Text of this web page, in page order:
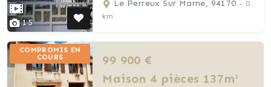
15
Le Perreux Sur Marne, 94170 - 0
km
COMPROMIS EN
COURS
99 900 €
Maison 4 pièces 137m²